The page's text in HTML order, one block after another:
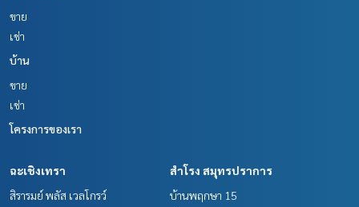
ขาย
เช่า
บ้าน
ขาย
เช่า
โครงการของเรา
ฉะเชิงเทรา
สิรารมย์ พลัส เวลโกรว์
สำโรง สมุทรปราการ
บ้านพฤกษา 15